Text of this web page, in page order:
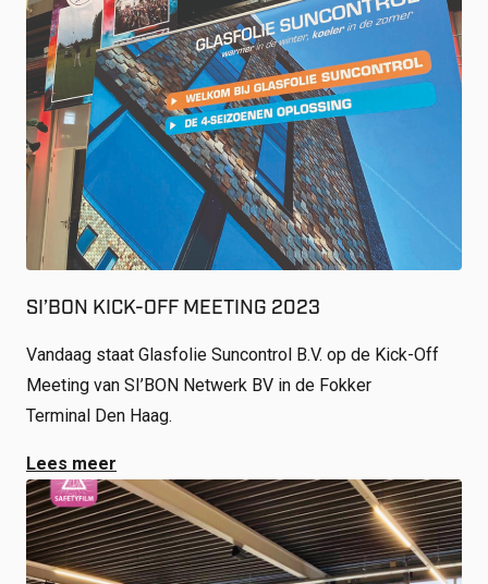
SI’BON KICK-OFF MEETING 2023
Vandaag staat Glasfolie Suncontrol B.V. op de Kick-Off
Meeting van SI’BON Netwerk BV in de Fokker
Terminal Den Haag.
Lees meer